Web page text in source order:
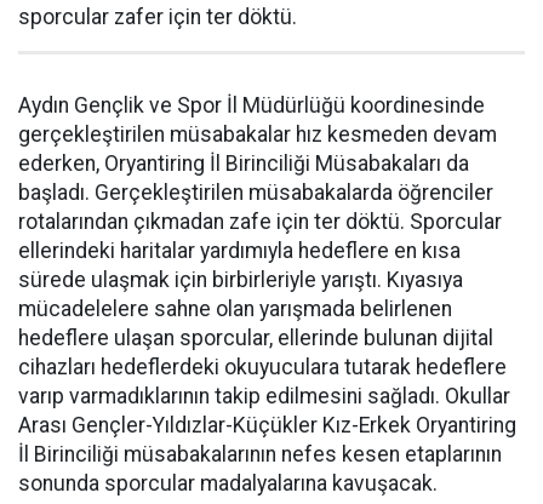
sporcular zafer için ter döktü.
Aydın Gençlik ve Spor İl Müdürlüğü koordinesinde
gerçekleştirilen müsabakalar hız kesmeden devam
ederken, Oryantiring İl Birinciliği Müsabakaları da
başladı. Gerçekleştirilen müsabakalarda öğrenciler
rotalarından çıkmadan zafe için ter döktü. Sporcular
ellerindeki haritalar yardımıyla hedeflere en kısa
sürede ulaşmak için birbirleriyle yarıştı. Kıyasıya
mücadelelere sahne olan yarışmada belirlenen
hedeflere ulaşan sporcular, ellerinde bulunan dijital
cihazları hedeflerdeki okuyuculara tutarak hedeflere
varıp varmadıklarının takip edilmesini sağladı. Okullar
Arası Gençler-Yıldızlar-Küçükler Kız-Erkek Oryantiring
İl Birinciliği müsabakalarının nefes kesen etaplarının
sonunda sporcular madalyalarına kavuşacak.